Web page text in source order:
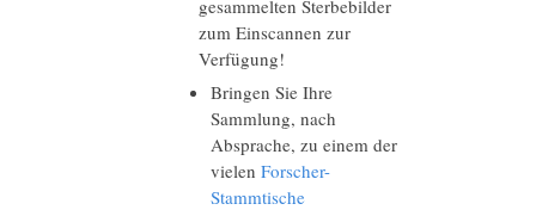
gesammelten Sterbebilder
zum Einscannen zur
Verfügung!
Bringen Sie Ihre
Sammlung, nach
Absprache, zu einem der
vielen Forscher-
Stammtische